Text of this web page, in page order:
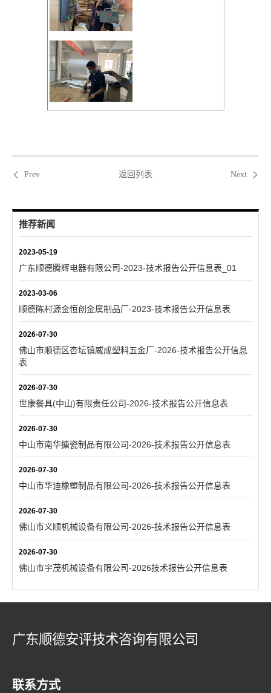
Prev 返回列表 Next
推荐新闻
2023-05-19
广东顺德腾辉电器有限公司-2023-技术报告公开信息表_01
2023-03-06
顺德陈村源金恒创金属制品厂-2023-技术报告公开信息表
2026-07-30
佛山市顺德区杏坛镇威成塑料五金厂-2026-技术报告公开信息
表
2026-07-30
世康餐具(中山)有限责任公司-2026-技术报告公开信息表
2026-07-30
中山市南华搪瓷制品有限公司-2026-技术报告公开信息表
2026-07-30
中山市华迪橡塑制品有限公司-2026-技术报告公开信息表
2026-07-30
佛山市义顺机械设备有限公司-2026-技术报告公开信息表
2026-07-30
佛山市宇茂机械设备有限公司-2026技术报告公开信息表
广东顺德安评技术咨询有限公司
联系方式